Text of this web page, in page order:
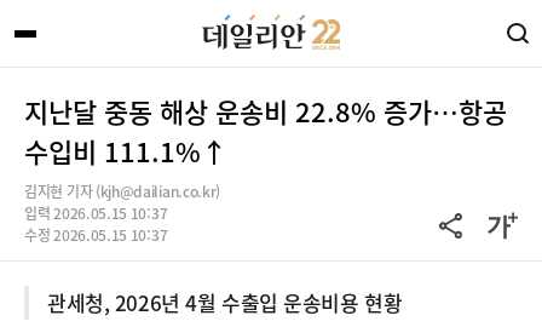
지난달 중동 해상 운송비 22.8% 증가…항공
수입비 111.1%↑
김지현 기자 (kjh@dailian.co.kr)
입력 2026.05.15 10:37
수정 2026.05.15 10:37
관세청, 2026년 4월 수출입 운송비용 현황